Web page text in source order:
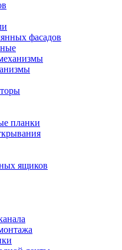
фасадов
планки
ящиков